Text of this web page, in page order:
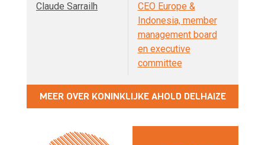
Claude Sarrailh
CEO Europe &
Indonesia, member
management board
en executive
committee
MEER OVER KONINKLIJKE AHOLD DELHAIZE